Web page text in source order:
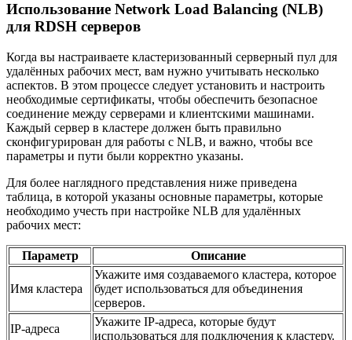
Использование Network Load Balancing (NLB)
для RDSH серверов
Когда вы настраиваете кластеризованный серверный пул для
удалённых рабочих мест, вам нужно учитывать несколько
аспектов. В этом процессе следует установить и настроить
необходимые сертификаты, чтобы обеспечить безопасное
соединение между серверами и клиентскими машинами.
Каждый сервер в кластере должен быть правильно
сконфигурирован для работы с NLB, и важно, чтобы все
параметры и пути были корректно указаны.
Для более наглядного представления ниже приведена
таблица, в которой указаны основные параметры, которые
необходимо учесть при настройке NLB для удалённых
рабочих мест:
Параметр Описание
Имя кластера
Укажите имя создаваемого кластера, которое
будет использоваться для объединения
серверов.
IP-адреса
Укажите IP-адреса, которые будут
использоваться для подключения к кластеру.